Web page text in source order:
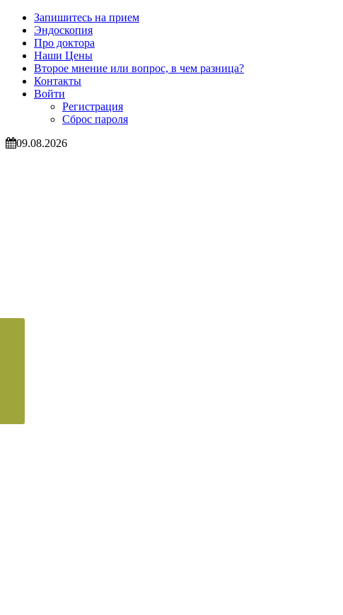
Запишитесь на прием
Эндоскопия
Про доктора
Наши Цены
Второе мнение или вопрос, в чем разница?
Контакты
Войти
Регистрация
Сброс пароля
09.08.2026